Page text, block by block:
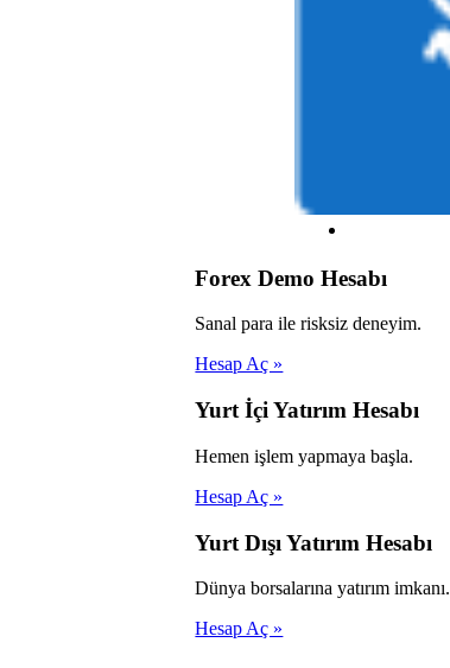
Forex Demo Hesabı
Sanal para ile risksiz deneyim.
Hesap Aç »
Yurt İçi Yatırım Hesabı
Hemen işlem yapmaya başla.
Hesap Aç »
Yurt Dışı Yatırım Hesabı
Dünya borsalarına yatırım imkanı.
Hesap Aç »